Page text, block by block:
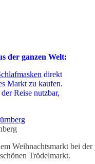
der ganzen Welt:
direkt
Markt zu kaufen.
Reise nutzbar,
Weihnachtsmarkt bei der
Trödelmarkt.